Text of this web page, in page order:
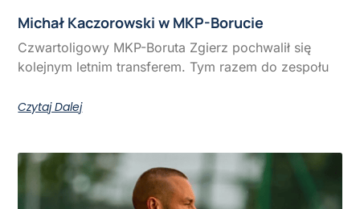
Michał Kaczorowski w MKP-Borucie
Czwartoligowy MKP-Boruta Zgierz pochwalił się
kolejnym letnim transferem. Tym razem do zespołu
Czytaj Dalej